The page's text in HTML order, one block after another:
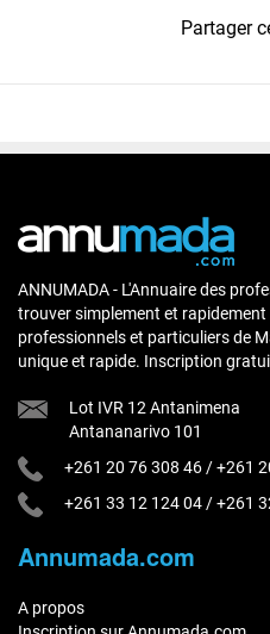
Partager
ANNUMADA - L'Annuaire des
trouver simplement et rapidement
professionnels et particuliers de
unique et rapide. Inscription
Lot IVR 12 Antanimena
Antananarivo 101
+261 20 76 308 46 /+261
+261 33 12 124 04 /+261
Annumada.com
A propos